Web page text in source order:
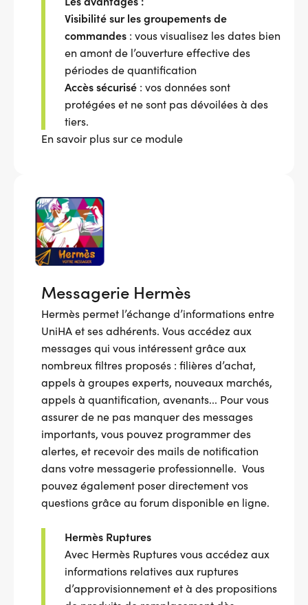
Visibilité sur les groupements de
commandes : vous visualisez les dates bien
en amont de l’ouverture effective des
périodes de quantification
Accès sécurisé : vos données sont
protégées et ne sont pas dévoilées à des
tiers.
En savoir plus sur ce module
Messagerie Hermès
Hermès permet l’échange d’informations entre
UniHA et ses adhérents. Vous accédez aux
messages qui vous intéressent grâce aux
nombreux filtres proposés : filières d’achat,
appels à groupes experts, nouveaux marchés,
appels à quantification, avenants... Pour vous
assurer de ne pas manquer des messages
importants, vous pouvez programmer des
alertes, et recevoir des mails de notification
dans votre messagerie professionnelle. Vous
pouvez également poser directement vos
questions grâce au forum disponible en ligne.
Hermès Ruptures
Avec Hermès Ruptures vous accédez aux
informations relatives aux ruptures
d’approvisionnement et à des propositions